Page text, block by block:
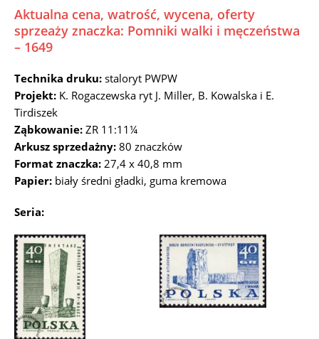
Aktualna cena, watrość, wycena, oferty
sprzeaży znaczka: Pomniki walki i męczeństwa
– 1649
Technika druku: staloryt PWPW
Projekt: K. Rogaczewska ryt J. Miller, B. Kowalska i E.
Tirdiszek
Ząbkowanie: ZR 11:11¼
Arkusz sprzedażny: 80 znaczków
Format znaczka: 27,4 x 40,8 mm
Papier: biały średni gładki, guma kremowa
Seria: